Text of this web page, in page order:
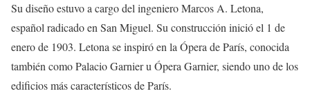
Su diseño estuvo a cargo del ingeniero Marcos A. Letona,
español radicado en San Miguel. Su construcción inició el 1 de
enero de 1903. Letona se inspiró en la Ópera de París, conocida
también como Palacio Garnier u Ópera Garnier, siendo uno de los
edificios más característicos de París.